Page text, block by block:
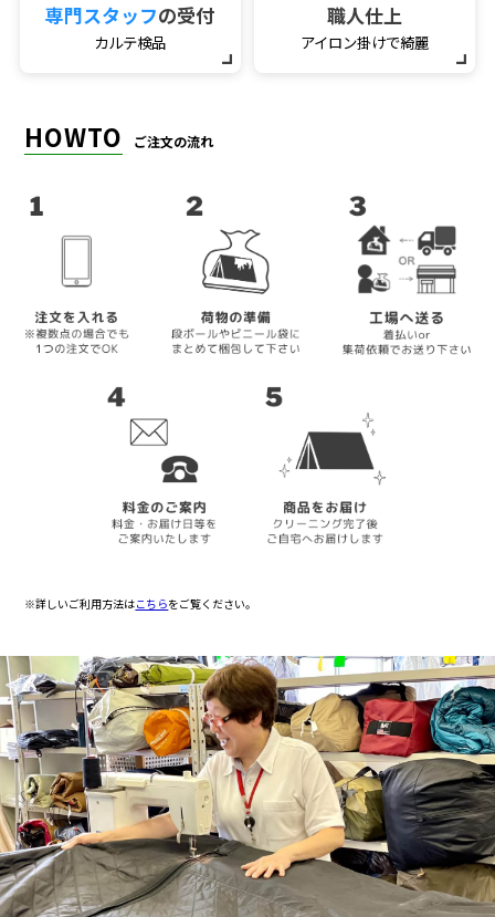
専門スタッフの受付
カルテ検品
職人仕上
アイロン掛けで綺麗
HOWTO ご注文の流れ
※詳しいご利用方法はこちらをご覧ください。